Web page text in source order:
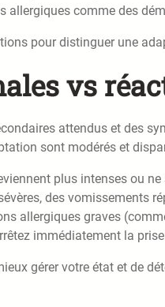
allergiques comme des
pour distinguer une
vs
attendus et des
sont modérés et
plus intenses ou
des vomissements
allergiques graves
immédiatement la
gérer votre état et de